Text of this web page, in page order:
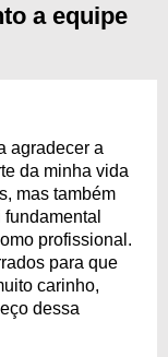
a equipe
agradecer a
da minha vida
mas também
profissional.
para que
carinho,
dessa